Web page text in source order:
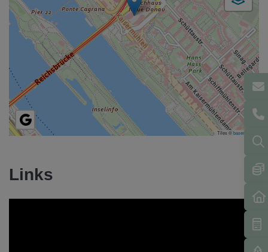
Tiles ©basemap.at
Links